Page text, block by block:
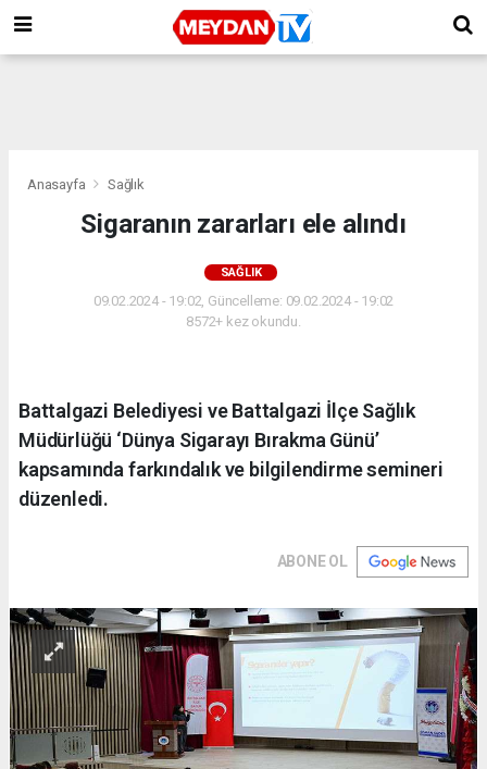
Anasayfa Sağlık
Sigaranın zararları ele alındı
SAĞLIK
09.02.2024 - 19:02, Güncelleme: 09.02.2024 - 19:02
8572+ kez okundu.
Battalgazi Belediyesi ve Battalgazi İlçe Sağlık
Müdürlüğü ‘Dünya Sigarayı Bırakma Günü’
kapsamında farkındalık ve bilgilendirme semineri
düzenledi.
ABONE OL